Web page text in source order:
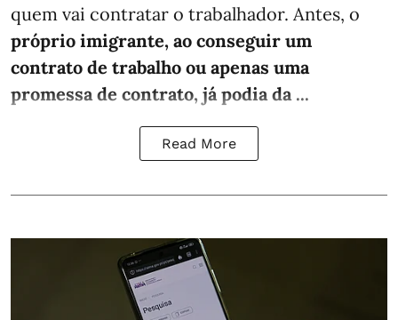
quem vai contratar o trabalhador. Antes, o
próprio imigrante, ao conseguir um
contrato de trabalho ou apenas uma
promessa de contrato, já podia da ...
Read More